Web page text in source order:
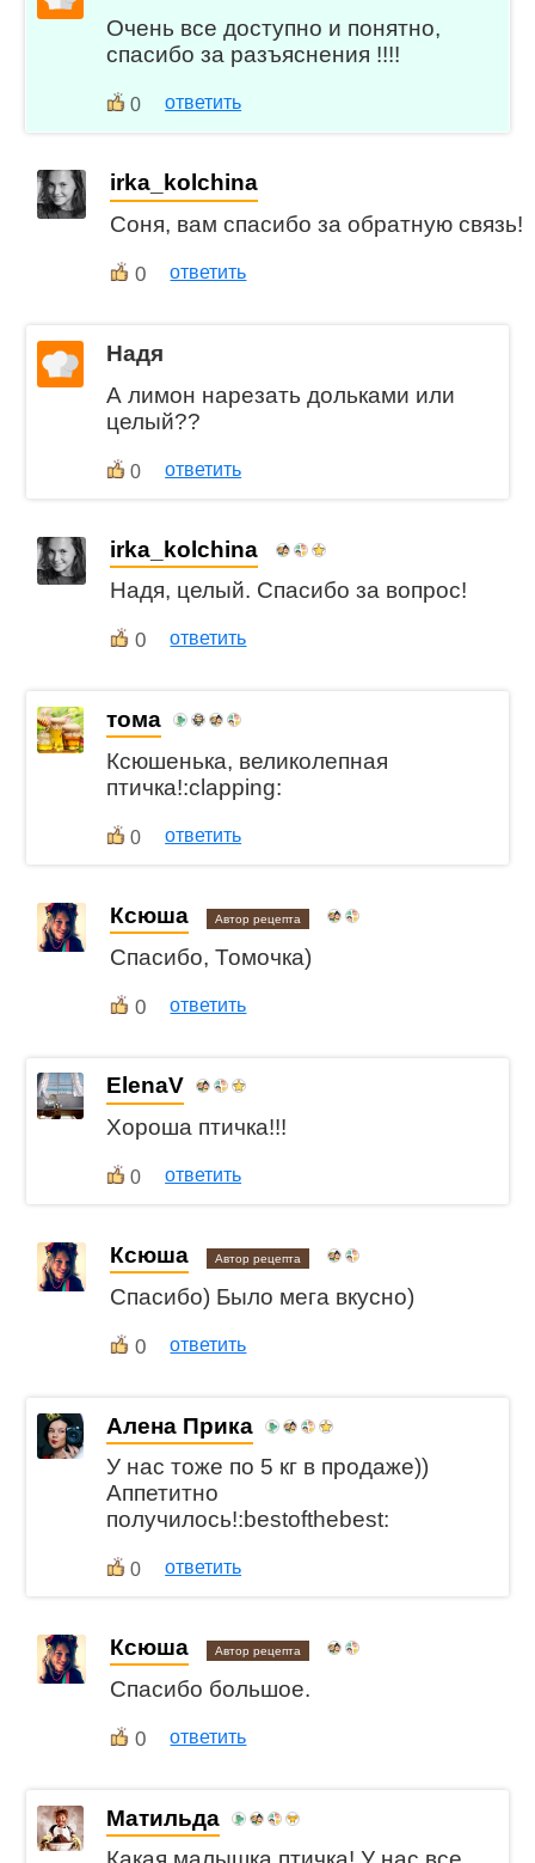
Очень все доступно и понятно,
спасибо за разъяснения !!!!
0 ответить
irka_kolchina
Соня, вам спасибо за обратную связь!
0 ответить
Надя
А лимон нарезать дольками или
целый??
0 ответить
irka_kolchina
Надя, целый. Спасибо за вопрос!
0 ответить
тома
Ксюшенька, великолепная
птичка!:clapping:
0 ответить
Ксюша Автор рецепта
Спасибо, Томочка)
0 ответить
ElenaV
Хороша птичка!!!
0 ответить
Ксюша Автор рецепта
Спасибо) Было мега вкусно)
0 ответить
Алена Прика
У нас тоже по 5 кг в продаже))
Аппетитно
получилось!:bestofthebest:
0 ответить
Ксюша Автор рецепта
Спасибо большое.
0 ответить
Матильда